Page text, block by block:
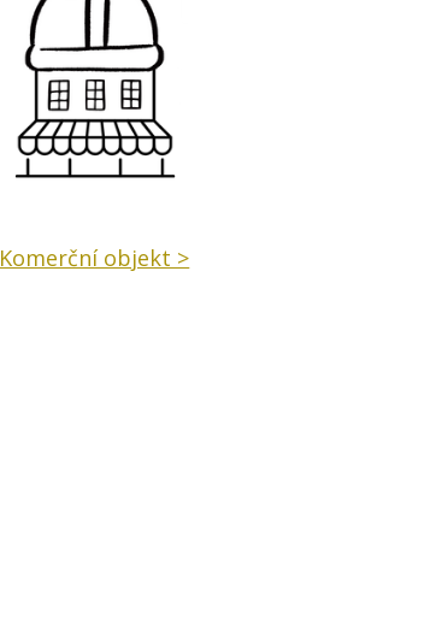
Komerční objekt >